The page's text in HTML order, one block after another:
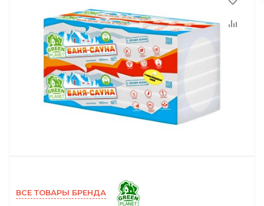
ВСЕ ТОВАРЫ БРЕНДА